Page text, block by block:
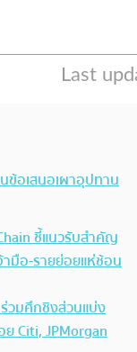
ข้อเสนอเผาอุปทาน
ชี้แนวรับสำคัญ
ามือ-รายย่อยแห่ช้อน
วมศึกชิงส่วนแบ่ง
Citi, JPMorgan